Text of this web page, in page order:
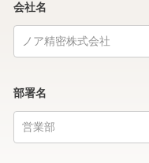
会社名
部署名